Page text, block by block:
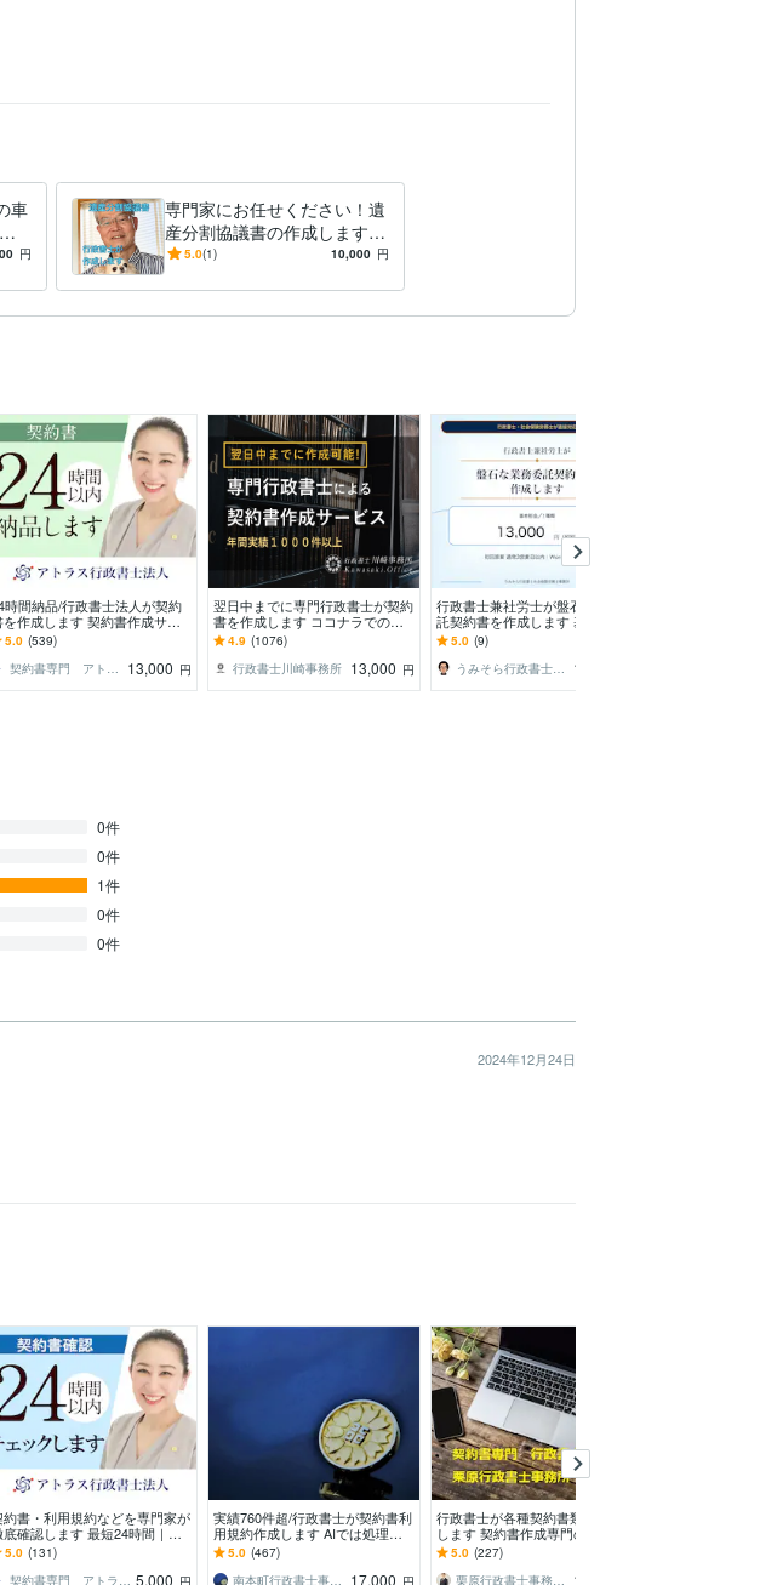
車
明
円
専門家にお任せください！遺
産分割協議書の作成します
経験豊富な行政書士が遺産分
5.0(1) 10,000 円
時間納品/行政書士法人が契約
を作成します 契約書作成サー
ス｜秘密保持契約書・業務委託
約書も迅速対応
5.0 (539)
13,000 円
翌日中までに専門行政書士が契約
書を作成します ココナラでのご
依頼数1700件超の当事務所にお
任せください
4.9 (1076)
行政書士川崎事務所 13,000 円
行政書士兼社労士が盤石な業務委
託契約書を作成します 基本料金1
3,000円｜原案3営業日・1か月修
正無制限
5.0 (9)
13,000
0件
0件
1件
0件
0件
2024年12月24日
約書・利用規約などを専門家が
底確認します 最短24時間｜実
件超の行政書士法人が安心
認
5.0 (131)
5,000 円
実績760件超/行政書士が契約書利
用規約作成します AIでは処理し
にくい契約書、利用規約の修正・
作成をします。
5.0 (467)
17,000 円
行政書士が各種契約書類の作成致
します 契約書作成専門の行政書
士がしっかサポート致します！
5.0 (227)
11,000